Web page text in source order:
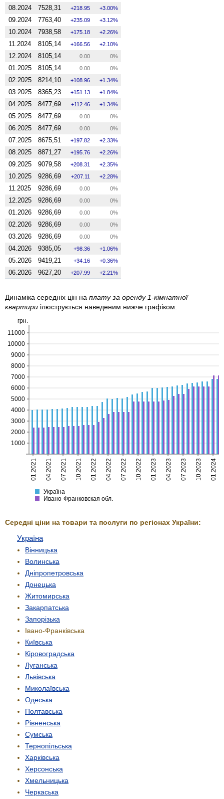
08.2024 7528,31 218.95 3.00%
09.2024 7763,40 235.09 3.12%
10.2024 7938,58 175.18 2.26%
11.2024 8105,14 166.56 2.10%
12.2024 8105,14 0.00 0%
01.2025 8105,14 0.00 0%
02.2025 8214,10 108.96 1.34%
03.2025 8365,23 151.13 1.84%
04.2025 8477,69 112.46 1.34%
05.2025 8477,69 0.00 0%
06.2025 8477,69 0.00 0%
07.2025 8675,51 197.82 2.33%
08.2025 8871,27 195.76 2.26%
09.2025 9079,58 208.31 2.35%
10.2025 9286,69 207.11 2.28%
11.2025 9286,69 0.00 0%
12.2025 9286,69 0.00 0%
01.2026 9286,69 0.00 0%
02.2026 9286,69 0.00 0%
03.2026 9286,69 0.00 0%
04.2026 9385,05 98.36 1.06%
05.2026 9419,21 34.16 0.36%
06.2026 9627,20 207.99 2.21%
Динаміка середніх цін на плату за оренду 1-кімнатної
квартири ілюструється наведеним нижче графіком:
Україна
Ивано-Франковская
01.2021 04.2021 07.2021 10.2021 01.2022 04.2022 07.2022 10.2022 01.2023 04.2023 07.2023 10.2023 01.2024
1000
2000
3000
4000
5000
6000
7000
8000
9000
10000
11000
грн.
Україна
Ивано-Франковская обл.
Середні ціни на товари та послуги по регіонах України:
Україна
Вінницька
Волинська
Дніпропетровська
Донецька
Житомирська
Закарпатська
Запорізька
Івано-Франківська
Київська
Кіровоградська
Луганська
Львівська
Миколаївська
Одеська
Полтавська
Рівненська
Сумська
Тернопільська
Харківська
Херсонська
Хмельницька
Черкаська